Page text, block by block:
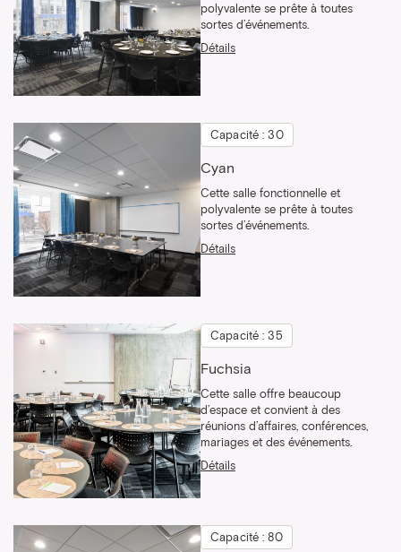
polyvalente se prête à toutes
sortes d’événements.
Détails
Capacité : 30
Cyan
Cette salle fonctionnelle et
polyvalente se prête à toutes
sortes d’événements.
Détails
Capacité : 35
Fuchsia
Cette salle offre beaucoup
d’espace et convient à des
réunions d’affaires, conférences,
mariages et des événements.
Détails
Capacité : 80